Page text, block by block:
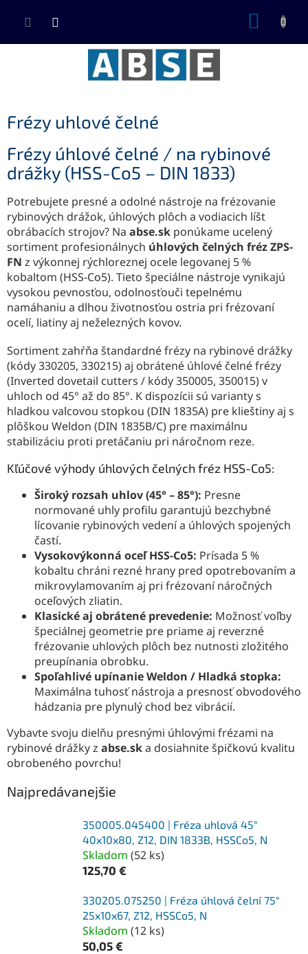
Frézy uhlové čelné
Frézy úhlové čelné / na rybinové
drážky (HSS-Co5 – DIN 1833)
Potrebujete presné a odolné nástroje na frézovanie
rybinových drážok, úhlových plôch a vodiacich líšt
obrábacích strojov? Na abse.sk ponúkame ucelený
sortiment profesionálnych úhlových čelných fréz ZPS-
FN z výkonnej rýchloreznej ocele legovanej 5 %
kobaltom (HSS-Co5). Tieto špeciálne nástroje vynikajú
vysokou pevnosťou, odolnosťouči tepelnému
namáhaniu a dlhou životnosťou ostria pri frézovaní
ocelí, liatiny aj neželezných kovov.
Sortiment zahŕňa štandardné frézy na rybinové drážky
(kódy 330205, 330215) aj obrátené úhlové čelné frézy
(Inverted dovetail cutters / kódy 350005, 350015) v
uhloch od 45° až do 85°. K dispozícii sú varianty s
hladkou valcovou stopkou (DIN 1835A) pre klieštiny aj s
plôškou Weldon (DIN 1835B/C) pre maximálnu
stabilizáciu proti pretáčaniu pri náročnom reze.
Kľúčové výhody úhlových čelných fréz HSS-Co5:
Široký rozsah uhlov (45° – 85°): Presne
normované uhly profilu garantujú bezchybné
lícovanie rybinových vedení a úhlových spojených
častí.
Vysokovýkonná oceľ HSS-Co5: Prísada 5 %
kobaltu chráni rezné hrany pred opotrebovaním a
mikrovylamovaním aj pri frézovaní náročných
oceľových zliatin.
Klasické aj obrátené prevedenie: Možnosť voľby
špeciálnej geometrie pre priame aj reverzné
frézovanie uhlových plôch bez nutnosti zložitého
preupínania obrobku.
Spoľahlivé upínanie Weldon / Hladká stopka:
Maximálna tuhosť nástroja a presnosť obvodového
hádzania pre plynulý chod bez vibrácií.
Vybavte svoju dielňu presnými úhlovými frézami na
rybinové drážky z abse.ska dosiahnite špičkovú kvalitu
obrobeného povrchu!
Najpredávanejšie
350005.045400 | Fréza uhlová 45°
40x10x80, Z12, DIN 1833B, HSSCo5, N
Skladom (52 ks)
125,70 €
330205.075250 | Fréza úhlová čelní 75°
25x10x67, Z12, HSSCo5, N
Skladom (12 ks)
50,05 €